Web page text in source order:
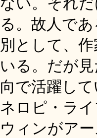
ない。それ
る。故人で
別として、
いる。だが
向で活躍し
ネロピ・ラ
ウィンがア